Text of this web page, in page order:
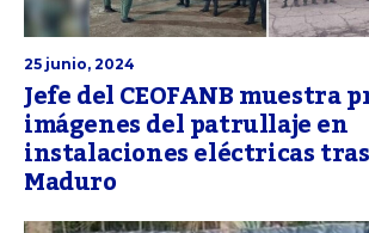
25 junio, 2024
Jefe del CEOFANB muestra
imágenes del patrullaje en
instalaciones eléctricas
Maduro